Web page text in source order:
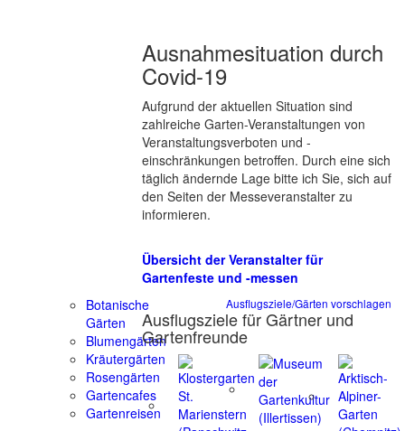
Ausnahmesituation durch
Covid-19
Aufgrund der aktuellen Situation sind
zahlreiche Garten-Veranstaltungen von
Veranstaltungsverboten und -
einschränkungen betroffen. Durch eine sich
täglich ändernde Lage bitte ich Sie, sich auf
den Seiten der Messeveranstalter zu
informieren.
Übersicht der Veranstalter für
Gartenfeste und -messen
Botanische
Gärten
Blumengärten
Kräutergärten
Rosengärten
Gartencafes
Gartenreisen
Ausflugsziele/Gärten vorschlagen
Ausflugsziele für Gärtner und
Gartenfreunde